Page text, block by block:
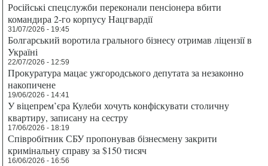
Російські спецслужби переконали пенсіонера вбити
командира 2-го корпусу Нацгвардії
31/07/2026 - 19:45
Болгарський воротила грального бізнесу отримав ліцензії в
Україні
22/07/2026 - 12:59
Прокуратура мацає ужгородського депутата за незаконно
накопичене
19/06/2026 - 14:41
У віцепрем’єра Кулеби хочуть конфіскувати столичну
квартиру, записану на сестру
17/06/2026 - 18:19
Співробітник СБУ пропонував бізнесмену закрити
кримінальну справу за $150 тисяч
16/06/2026 - 16:56